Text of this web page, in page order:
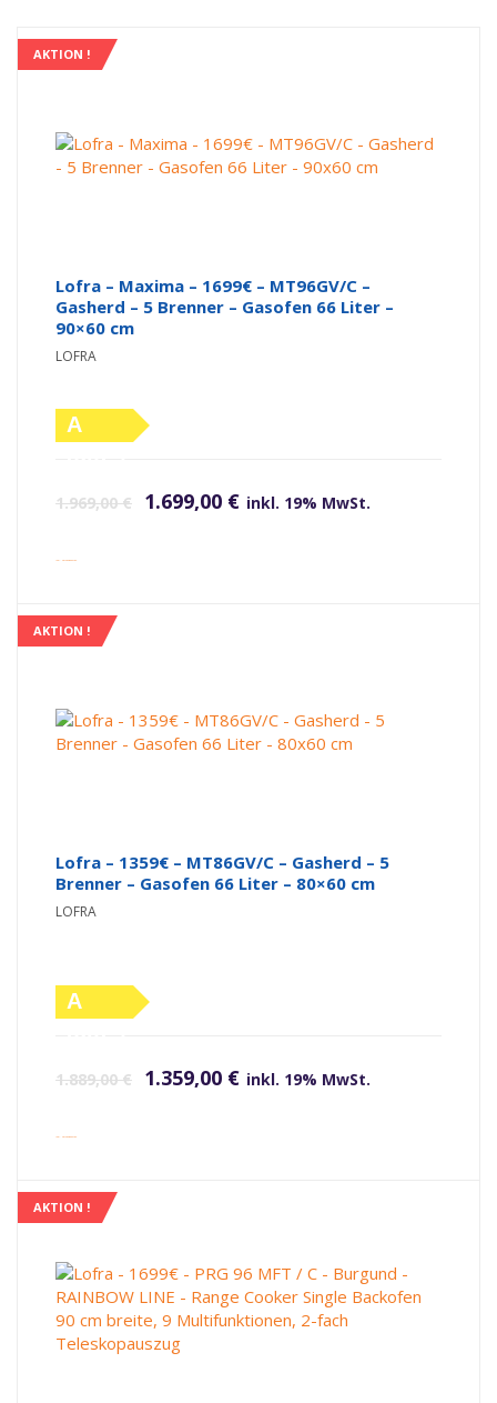
AKTION !
Lofra – Maxima – 1699€ – MT96GV/C –
Gasherd – 5 Brenner – Gasofen 66 Liter –
90×60 cm
LOFRA
A
1.969,00€ 1.699,00 € inkl. 19% MwSt.
inkl. Versandkosten
AKTION !
Lofra – 1359€ – MT86GV/C – Gasherd – 5
Brenner – Gasofen 66 Liter – 80×60 cm
LOFRA
A
1.889,00€ 1.359,00 € inkl. 19% MwSt.
inkl. Versandkosten
AKTION !